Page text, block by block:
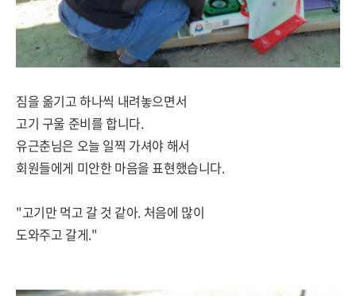
짐을 옮기고 하나씩 내려놓으면서
고기 구울 준비를 합니다.
유근춘님은 오늘 일찍 가셔야 해서
회원들에게 미안한 마음을 표현했습니다.
"고기만 먹고 갈 것 같아. 처음에 많이
도와주고 갈게."